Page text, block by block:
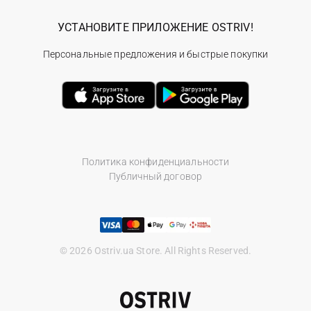
Политика конфиденциальности
Публичный договор
© 2026 Ostriv.ua Store. All Rights Reserved.
УСТАНОВИТЕ ПРИЛОЖЕНИЕ OSTRIV!
Персональные предложения и быстрые покупки